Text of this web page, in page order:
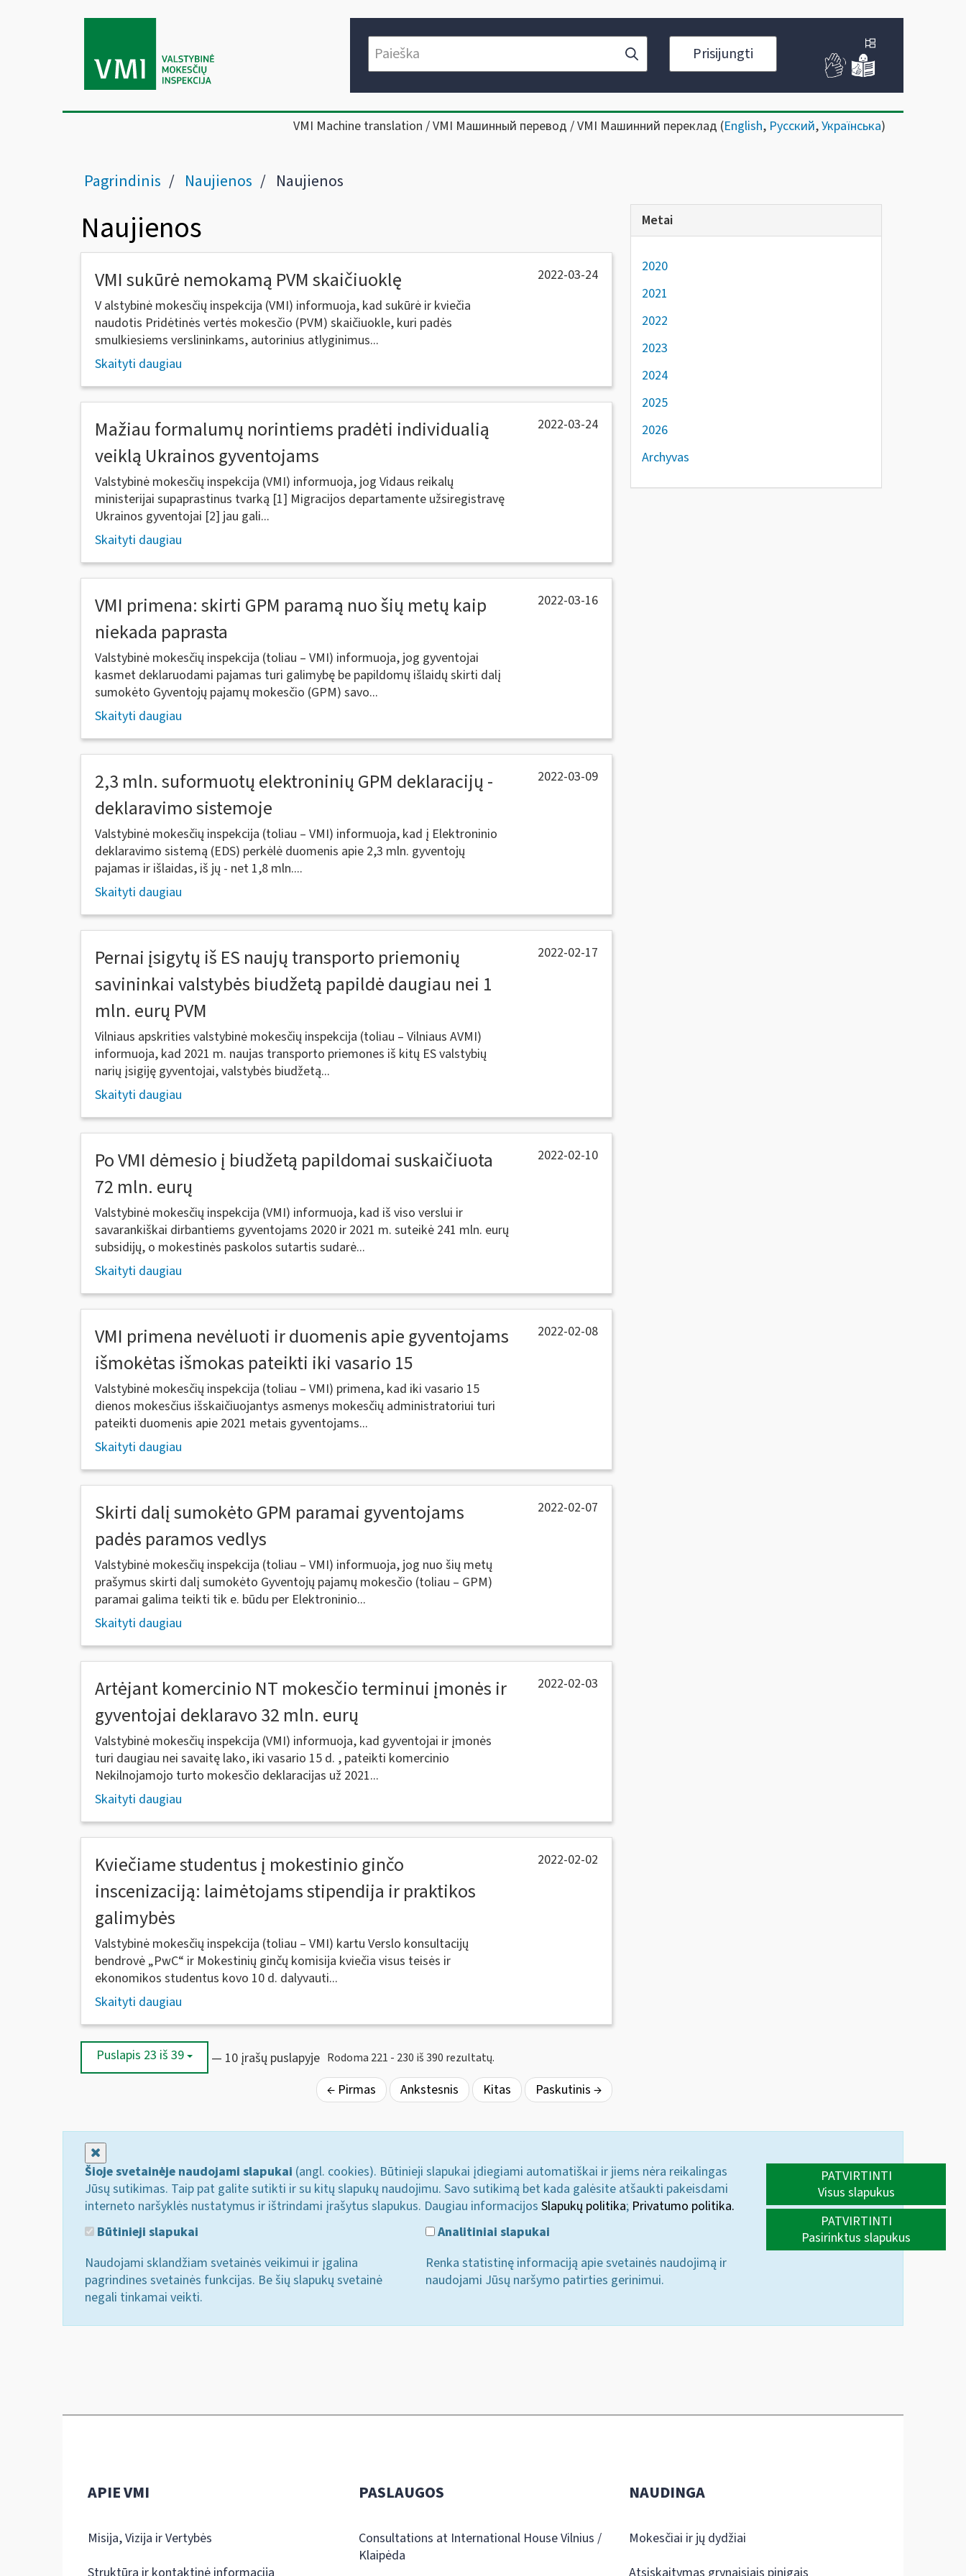
Prisijungti
VMI Machine translation / VMI Машинный перевод / VMI Машинний переклад (English, Русский,Українська)
Pagrindinis Naujienos Naujienos
Naujienos
VMI sukūrė nemokamą PVM skaičiuoklę
2022-03-24
V alstybinė mokesčių inspekcija (VMI) informuoja, kad sukūrė ir kviečia
naudotis Pridėtinės vertės mokesčio (PVM) skaičiuokle, kuri padės
smulkiesiems verslininkams, autorinius atlyginimus...
Skaityti daugiau
Mažiau formalumų norintiems pradėti individualią
veiklą Ukrainos gyventojams
2022-03-24
Valstybinė mokesčių inspekcija (VMI) informuoja, jog Vidaus reikalų
ministerijai supaprastinus tvarką [1] Migracijos departamente užsiregistravę
Ukrainos gyventojai [2] jau gali...
Skaityti daugiau
VMI primena: skirti GPM paramą nuo šių metų kaip
niekada paprasta
2022-03-16
Valstybinė mokesčių inspekcija (toliau – VMI) informuoja, jog gyventojai
kasmet deklaruodami pajamas turi galimybę be papildomų išlaidų skirti dalį
sumokėto Gyventojų pajamų mokesčio (GPM) savo...
Skaityti daugiau
2,3 mln. suformuotų elektroninių GPM deklaracijų -
deklaravimo sistemoje
2022-03-09
Valstybinė mokesčių inspekcija (toliau – VMI) informuoja, kad į Elektroninio
deklaravimo sistemą (EDS) perkėlė duomenis apie 2,3 mln. gyventojų
pajamas ir išlaidas, iš jų - net 1,8 mln....
Skaityti daugiau
Pernai įsigytų iš ES naujų transporto priemonių
savininkai valstybės biudžetą papildė daugiau nei 1
mln. eurų PVM
2022-02-17
Vilniaus apskrities valstybinė mokesčių inspekcija (toliau – Vilniaus AVMI)
informuoja, kad 2021 m. naujas transporto priemones iš kitų ES valstybių
narių įsigiję gyventojai, valstybės biudžetą...
Skaityti daugiau
Po VMI dėmesio į biudžetą papildomai suskaičiuota
72 mln. eurų
2022-02-10
Valstybinė mokesčių inspekcija (VMI) informuoja, kad iš viso verslui ir
savarankiškai dirbantiems gyventojams 2020 ir 2021 m. suteikė 241 mln. eurų
subsidijų, o mokestinės paskolos sutartis sudarė...
Skaityti daugiau
VMI primena nevėluoti ir duomenis apie gyventojams
išmokėtas išmokas pateikti iki vasario 15
2022-02-08
Valstybinė mokesčių inspekcija (toliau – VMI) primena, kad iki vasario 15
dienos mokesčius išskaičiuojantys asmenys mokesčių administratoriui turi
pateikti duomenis apie 2021 metais gyventojams...
Skaityti daugiau
Skirti dalį sumokėto GPM paramai gyventojams
padės paramos vedlys
2022-02-07
Valstybinė mokesčių inspekcija (toliau – VMI) informuoja, jog nuo šių metų
prašymus skirti dalį sumokėto Gyventojų pajamų mokesčio (toliau – GPM)
paramai galima teikti tik e. būdu per Elektroninio...
Skaityti daugiau
Artėjant komercinio NT mokesčio terminui įmonės ir
gyventojai deklaravo 32 mln. eurų
2022-02-03
Valstybinė mokesčių inspekcija (VMI) informuoja, kad gyventojai ir įmonės
turi daugiau nei savaitę lako, iki vasario 15 d. , pateikti komercinio
Nekilnojamojo turto mokesčio deklaracijas už 2021...
Skaityti daugiau
Kviečiame studentus į mokestinio ginčo
inscenizaciją: laimėtojams stipendija ir praktikos
galimybės
2022-02-02
Valstybinė mokesčių inspekcija (toliau – VMI) kartu Verslo konsultacijų
bendrovė „PwC“ ir Mokestinių ginčų komisija kviečia visus teisės ir
ekonomikos studentus kovo 10 d. dalyvauti...
Skaityti daugiau
Puslapis 23 iš 39 — 10 įrašų puslapyje Rodoma 221 - 230 iš 390 rezultatų.
← Pirmas Ankstesnis Kitas Paskutinis →
Metai
2020
2021
2022
2023
2024
2025
2026
Archyvas
Šioje svetainėje naudojami slapukai (angl. cookies). Būtinieji slapukai įdiegiami automatiškai ir jiems nėra reikalingas
Jūsų sutikimas. Taip pat galite sutikti ir su kitų slapukų naudojimu. Savo sutikimą bet kada galėsite atšaukti pakeisdami
interneto naršyklės nustatymus ir ištrindami įrašytus slapukus. Daugiau informacijos Slapukų politika; Privatumo politika.
Būtinieji slapukai
Naudojami sklandžiam svetainės veikimui ir įgalina
pagrindines svetainės funkcijas. Be šių slapukų svetainė
negali tinkamai veikti.
Analitiniai slapukai
Renka statistinę informaciją apie svetainės naudojimą ir
naudojami Jūsų naršymo patirties gerinimui.
PATVIRTINTI
Visus slapukus
PATVIRTINTI
Pasirinktus slapukus
APIE VMI
Misija, Vizija ir Vertybės
PASLAUGOS
Consultations at International House Vilnius /
Klaipėda
NAUDINGA
Mokesčiai ir jų dydžiai